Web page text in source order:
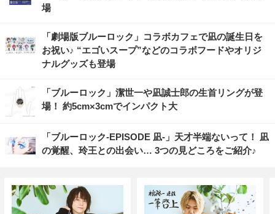
場
「劇場版ブルーロック」コラボカフェで凪の誕生日を
お祝い♪ “エゴいスープ”などのコラボフードやオリジ
ナルグッズも登場
「ブルーロック」潔世一や凪誠士郎の生首リングが登
場！ 約5cm×3cmでインパクト大
「ブルーロック-EPISODE 凪-」天才半端ないって！ 凪
の覚醒、玲王との出会い… 3つの見どころをご紹介♪